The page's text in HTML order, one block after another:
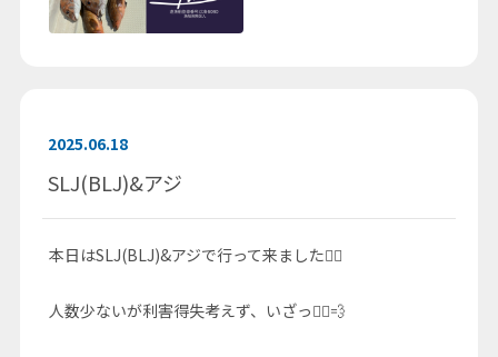
2025.06.18
SLJ(BLJ)&アジ
本日はSLJ(BLJ)&アジで行って来ました🚣‍♀️
人数少ないが利害得失考えず、いざっ🚣‍♀️💨